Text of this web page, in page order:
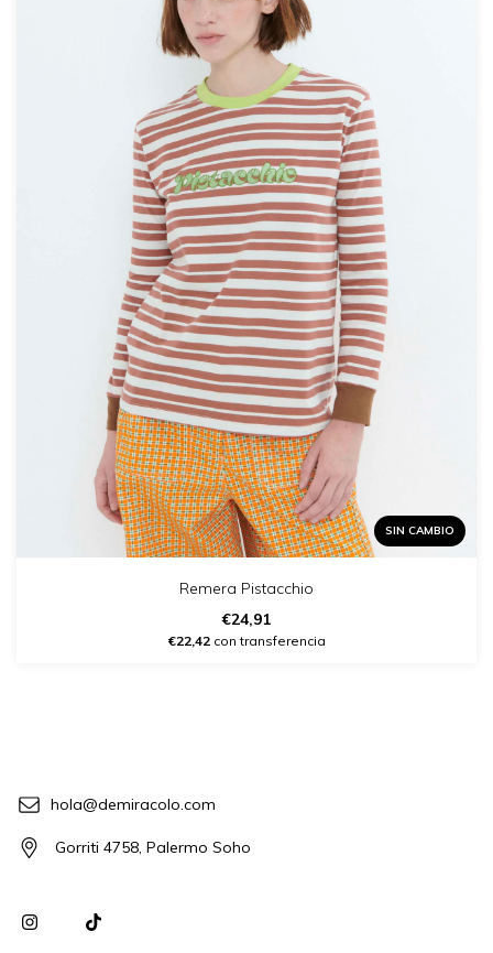
SIN CAMBIO
Remera Pistacchio
€24,91
€22,42con transferencia
hola@demiracolo.com
Gorriti 4758, Palermo Soho